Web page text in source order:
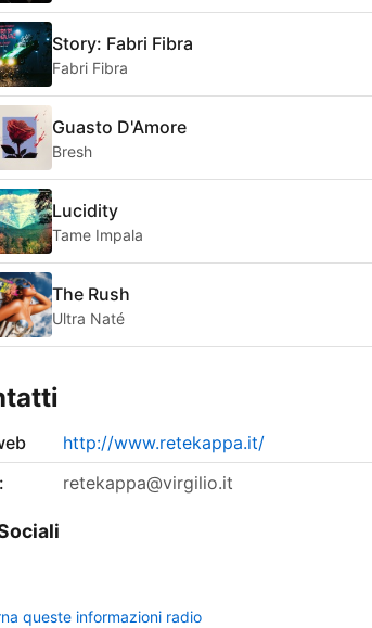
Story: Fabri Fibra
Fabri Fibra
Guasto D'Amore
Bresh
Lucidity
Tame Impala
The Rush
Ultra Naté
http://www.retekappa.it/
retekappa@virgilio.it
queste informazioni radio